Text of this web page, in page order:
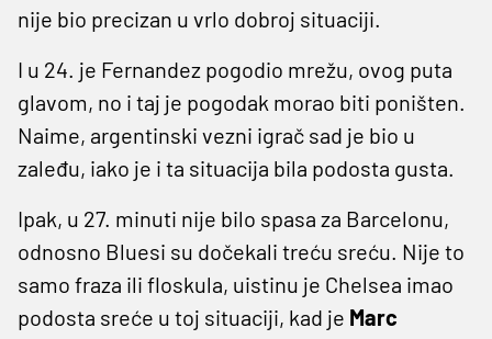
nije bio precizan u vrlo dobroj situaciji.
I u 24. je Fernandez pogodio mrežu, ovog puta
glavom, no i taj je pogodak morao biti poništen.
Naime, argentinski vezni igrač sad je bio u
zaleđu, iako je i ta situacija bila podosta gusta.
Ipak, u 27. minuti nije bilo spasa za Barcelonu,
odnosno Bluesi su dočekali treću sreću. Nije to
samo fraza ili floskula, uistinu je Chelsea imao
podosta sreće u toj situaciji, kad je Marc